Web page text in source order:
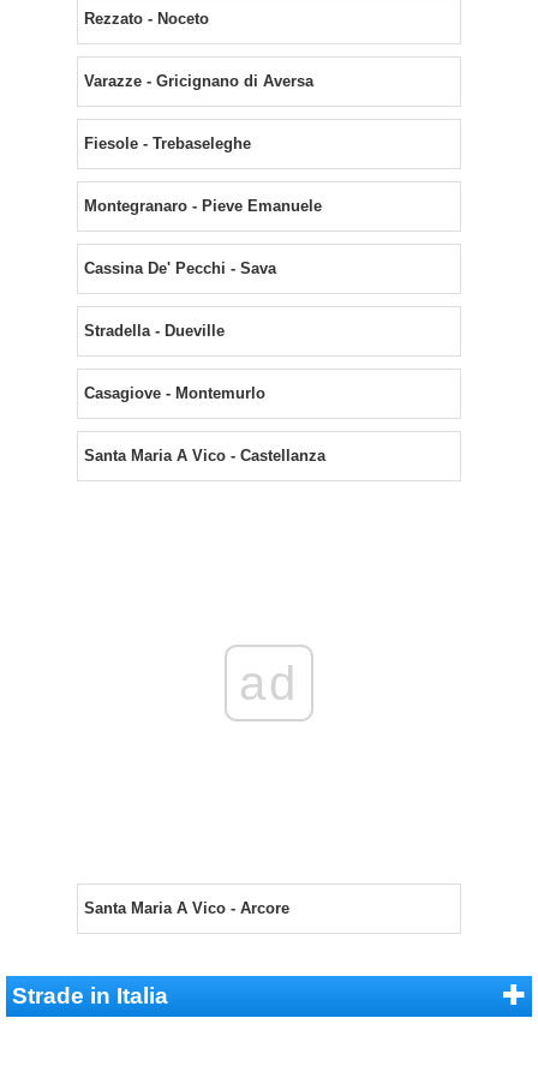
Rezzato - Noceto
Varazze - Gricignano di Aversa
Fiesole - Trebaseleghe
Montegranaro - Pieve Emanuele
Cassina De' Pecchi - Sava
Stradella - Dueville
Casagiove - Montemurlo
Santa Maria A Vico - Castellanza
ad
Santa Maria A Vico - Arcore
Strade in Italia